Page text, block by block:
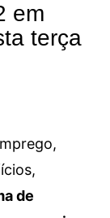
em
terça
de